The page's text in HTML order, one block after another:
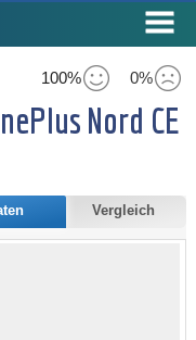
100% 0%
Nord CE
Vergleich